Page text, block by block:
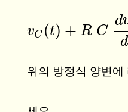
vC (t) + R C
d
d
vC(t)+ RC dv Cd =0
위의 방정식 양변